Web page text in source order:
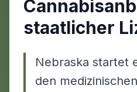
staatlicher
Nebraska startet
den